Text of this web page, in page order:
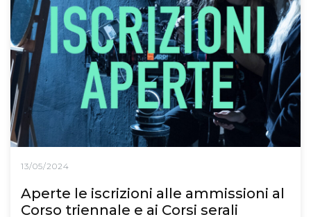
13/05/2024
Aperte le iscrizioni alle ammissioni al
Corso triennale e ai Corsi serali